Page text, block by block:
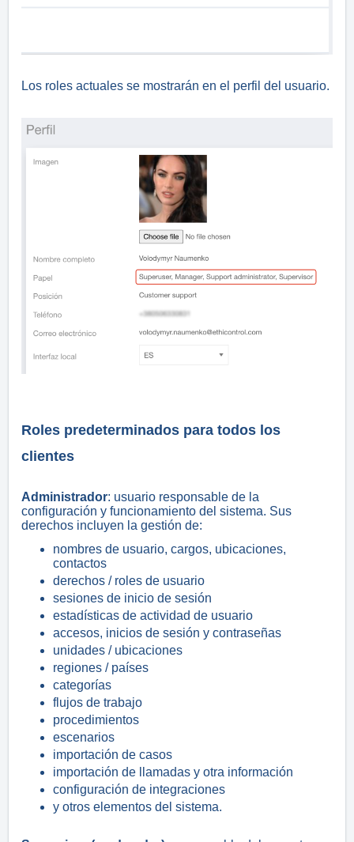
Los roles actuales se mostrarán en el perfil del usuario.
Roles predeterminados para todos los
clientes
Administrador: usuario responsable de la
configuración y funcionamiento del sistema. Sus
derechos incluyen la gestión de:
nombres de usuario, cargos, ubicaciones,
contactos
derechos / roles de usuario
sesiones de inicio de sesión
estadísticas de actividad de usuario
accesos, inicios de sesión y contraseñas
unidades / ubicaciones
regiones / países
categorías
flujos de trabajo
procedimientos
escenarios
importación de casos
importación de llamadas y otra información
configuración de integraciones
y otros elementos del sistema.